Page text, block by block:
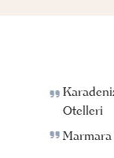
Otelleri